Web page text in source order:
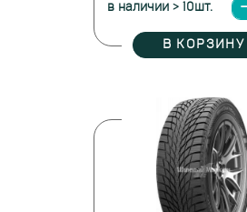
в наличии > 10шт.
В КОРЗИНУ